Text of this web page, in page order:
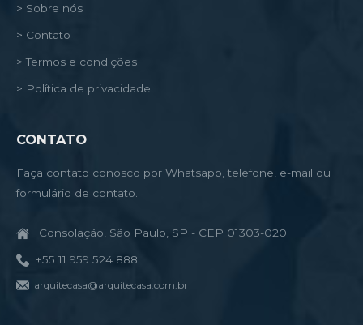
> Sobre nós
> Contato
> Termos e condições
> Política de privacidade
CONTATO
Faça contato conosco por Whatsapp, telefone, e-mail ou
formulário de contato.
Consolação, São Paulo, SP - CEP 01303-020
+55 11 959 524 888
arquitecasa@arquitecasa.com.br